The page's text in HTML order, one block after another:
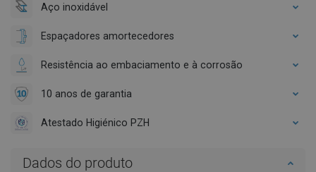
Aço inoxidável
Espaçadores amortecedores
Resistência ao embaciamento e à corrosão
10 anos de garantia
Atestado Higiénico PZH
Dados do produto